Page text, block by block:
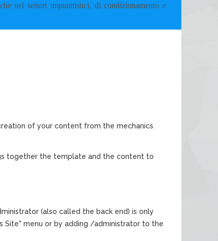
nei settori impiantistici, di condizionamento e
of your content from the mechanics
together the template and the content to
(also called the back end) is only
Site" menu or by adding /administrator to the